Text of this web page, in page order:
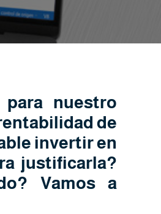
nuestro
de
invertir en
justificarla?
Vamos a